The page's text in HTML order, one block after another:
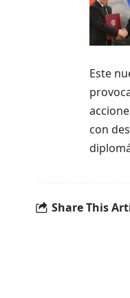
Este
con
Share This